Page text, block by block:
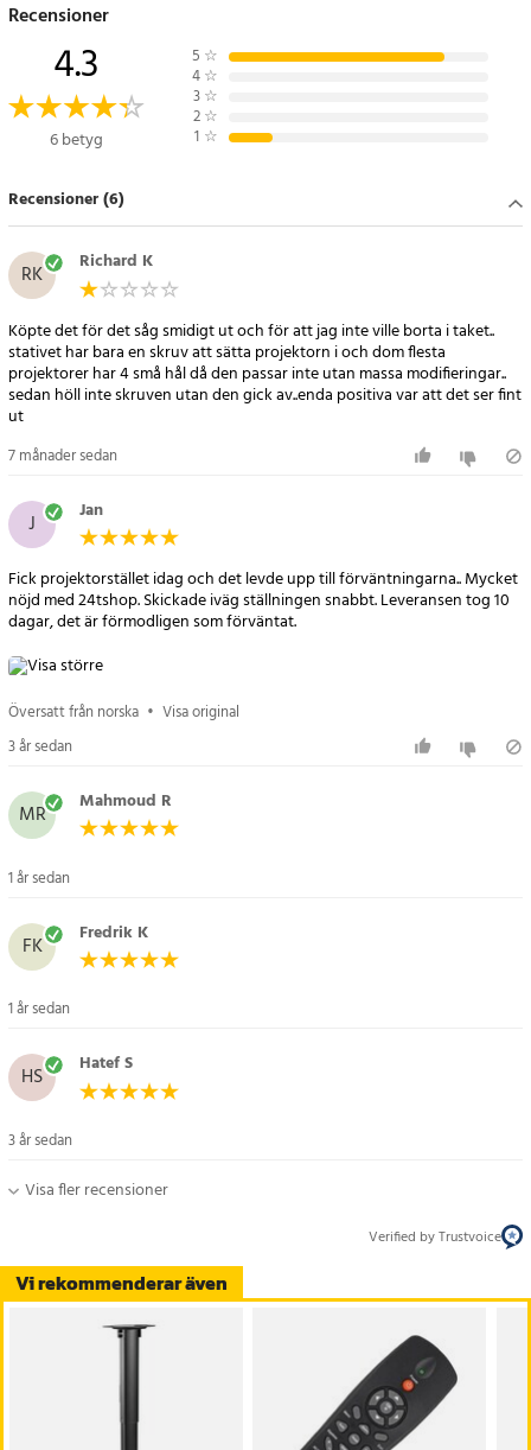
Vi rekommenderar även
Recensioner
4.3
6 betyg
5 ☆
4 ☆
3 ☆
2 ☆
1 ☆
Recensioner (6)
RK Richard K
Köpte det för det såg smidigt ut och för att jag inte ville borta i taket..
stativet har bara en skruv att sätta projektorn i och dom flesta
projektorer har 4 små hål då den passar inte utan massa modifieringar..
sedan höll inte skruven utan den gick av..enda positiva var att det ser fint
ut
7 månader sedan
J Jan
Fick projektorstället idag och det levde upp till förväntningarna.. Mycket
nöjd med 24tshop. Skickade iväg ställningen snabbt. Leveransen tog 10
dagar, det är förmodligen som förväntat.
Översatt från norska • Visa original
3 år sedan
MR Mahmoud R
1 år sedan
FK Fredrik K
1 år sedan
HS Hatef S
3 år sedan
Visa fler recensioner
Verified by Trustvoice